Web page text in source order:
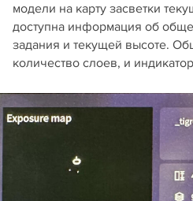
модели на карту засветки
доступна информация об
задания и текущей высоте.
количество слоев, и